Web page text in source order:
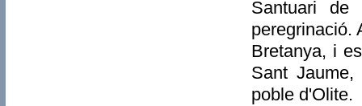
Santuari de
peregrinació.
Bretanya, i
Sant
poble d'Olite.